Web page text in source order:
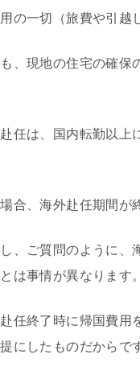
の一切（旅費や引越
、現地の住宅の確保
任は、国内転勤以上
合、海外赴任期間が
、ご質問のように、
は事情が異なります。
任終了時に帰国費用
にしたものだからで